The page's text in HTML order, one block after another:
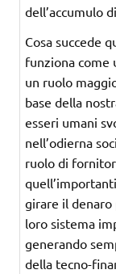
dell’accumulo
Cosa succede
funziona come
un ruolo
base della
esseri umani
nell’odierna
ruolo di
girare il
loro sistema
generando
della tecno-